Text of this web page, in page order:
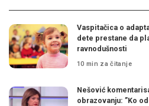
Vaspitačica o
dete prestane da
ravnodušnosti
10 min za čitanje
Nešović
obrazovanju: ”Ko